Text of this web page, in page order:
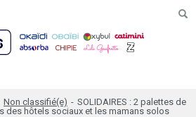
Non classifié(e) - SOLIDAIRES : 2 palettes de
des hôtels sociaux et les mamans solos